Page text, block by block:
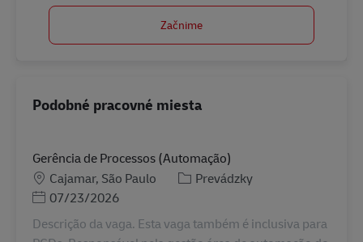
Začnime
Podobné pracovné miesta
Gerência de Processos (Automação)
MiestoCajamar, São Paulo Kategória
Prevádzky
Posted Date
07/23/2026
Descrição da vaga. Esta vaga também é inclusiva para